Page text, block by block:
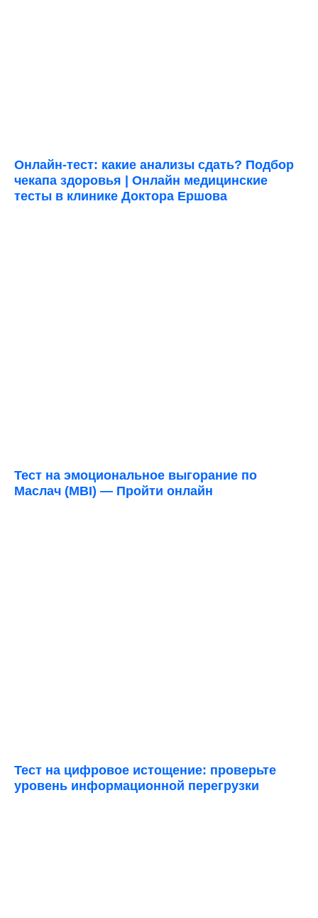
Онлайн-тест: какие анализы сдать? Подбор
чекапа здоровья | Онлайн медицинские
тесты в клинике Доктора Ершова
Тест на эмоциональное выгорание по
Маслач (MBI) — Пройти онлайн
Тест на цифровое истощение: проверьте
уровень информационной перегрузки